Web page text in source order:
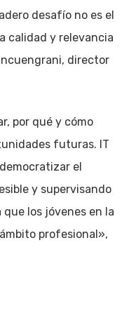
desafío no es el
calidad y relevancia
director
por qué y cómo
futuras. IT
el
y supervisando
los jóvenes en la
profesional»,